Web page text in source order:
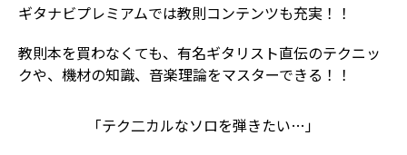
ギタナビプレミアムでは教則コンテンツも充実！！
教則本を買わなくても、有名ギタリスト直伝のテクニッ
クや、機材の知識、音楽理論をマスターできる！！
「テク二カルなソロを弾きたい…」